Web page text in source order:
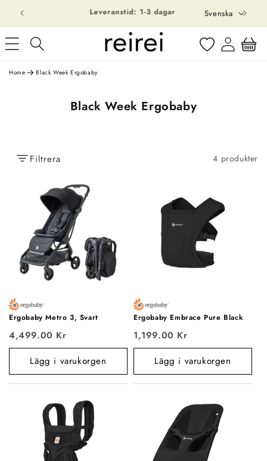
vidare
till
innehåll
p
r
Svenska
Logga
in
Varukorg
Home Black Week Ergobaby
P
k
s
e
r
i
Black Week Ergobaby
Filtrera 4 produkter
Ergobaby Metro 3, Svart
4,499.00 Kr
Lägg i varukorgen
Ergobaby Embrace Pure Black
1,199.00 Kr
Lägg i varukorgen